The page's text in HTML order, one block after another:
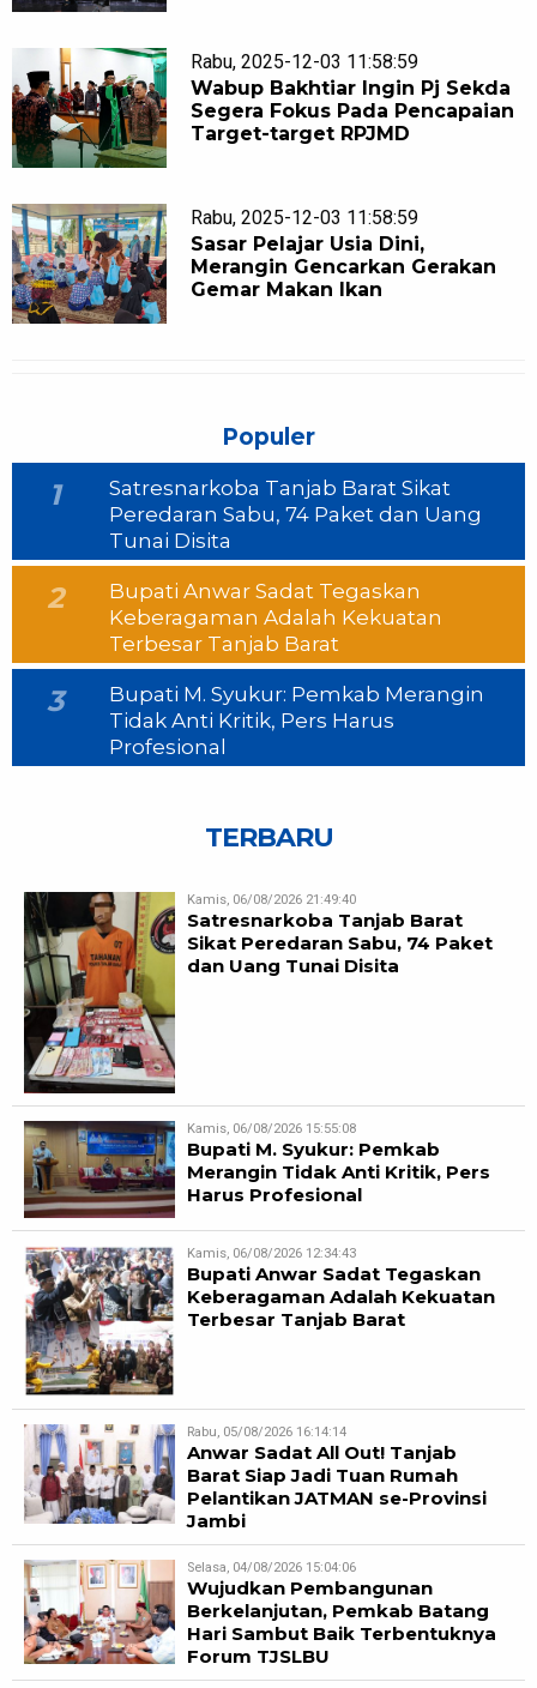
Rabu, 2025-12-03 11:58:59
Wabup Bakhtiar Ingin Pj Sekda
Segera Fokus Pada Pencapaian
Target-target RPJMD
Rabu, 2025-12-03 11:58:59
Sasar Pelajar Usia Dini,
Merangin Gencarkan Gerakan
Gemar Makan Ikan
Populer
1
Satresnarkoba Tanjab Barat Sikat
Peredaran Sabu, 74 Paket dan Uang
Tunai Disita
2
Bupati Anwar Sadat Tegaskan
Keberagaman Adalah Kekuatan
Terbesar Tanjab Barat
3
Bupati M. Syukur: Pemkab Merangin
Tidak Anti Kritik, Pers Harus
Profesional
TERBARU
Kamis, 06/08/2026 21:49:40
Satresnarkoba Tanjab Barat
Sikat Peredaran Sabu, 74 Paket
dan Uang Tunai Disita
Kamis, 06/08/2026 15:55:08
Bupati M. Syukur: Pemkab
Merangin Tidak Anti Kritik, Pers
Harus Profesional
Kamis, 06/08/2026 12:34:43
Bupati Anwar Sadat Tegaskan
Keberagaman Adalah Kekuatan
Terbesar Tanjab Barat
Rabu, 05/08/2026 16:14:14
Anwar Sadat All Out! Tanjab
Barat Siap Jadi Tuan Rumah
Pelantikan JATMAN se-Provinsi
Jambi
Selasa, 04/08/2026 15:04:06
Wujudkan Pembangunan
Berkelanjutan, Pemkab Batang
Hari Sambut Baik Terbentuknya
Forum TJSLBU